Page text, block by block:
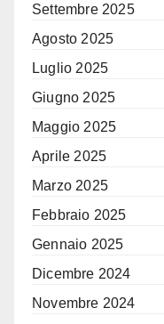
Settembre 2025
Agosto 2025
Luglio 2025
Giugno 2025
Maggio 2025
Aprile 2025
Marzo 2025
Febbraio 2025
Gennaio 2025
Dicembre 2024
Novembre 2024